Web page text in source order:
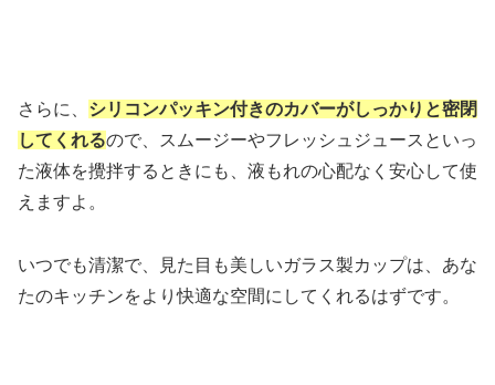
さらに、 シリコンパッキン付きのカバーがしっかりと密閉
してくれるので、スムージーやフレッシュジュースといっ
た液体を攪拌するときにも、液もれの心配なく安心して使
えますよ。
いつでも清潔で、見た目も美しいガラス製カップは、あな
たのキッチンをより快適な空間にしてくれるはずです。